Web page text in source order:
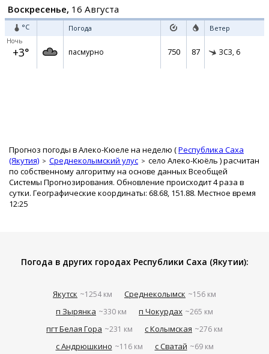
Воскресенье, 16 Августа
°C Погода Ветер
Ночь
+3° пасмурно 750 87 ЗСЗ, 6
Прогноз погоды в Алеко-Кюеле на неделю (Республика Саха
(Якутия)
Среднеколымский улус село Алеко-Кюёль ) расчитан
по собственному алгоритму на основе данных Всеобщей
Системы Прогнозирования. Обновление происходит 4 раза в
сутки. Географические координаты: 68.68, 151.88. Местное время
12:25
Погода в других городах Республики Саха (Якутии):
Якутск ~1254 км Среднеколымск ~156 км
п Зырянка ~330 км п Чокурдах ~265 км
пгт Белая Гора ~231 км с Колымская ~276 км
с Андрюшкино ~116 км с Сватай ~69 км